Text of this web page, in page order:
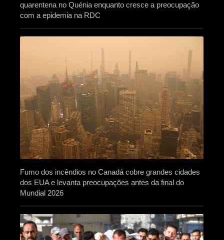
quarentena no Quénia enquanto cresce a preocupação
com a epidemia na RDC
Fumo dos incêndios no Canadá cobre grandes cidades
dos EUA e levanta preocupações antes da final do
Mundial 2026